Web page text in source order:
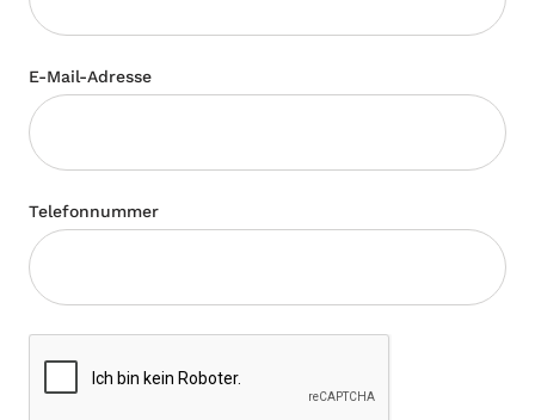
E-Mail-Adresse
Telefonnummer